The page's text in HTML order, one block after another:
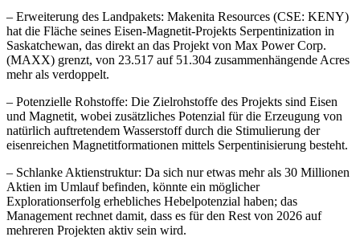
– Erweiterung des Landpakets: Makenita Resources (CSE: KENY)
hat die Fläche seines Eisen-Magnetit-Projekts Serpentinization in
Saskatchewan, das direkt an das Projekt von Max Power Corp.
(MAXX) grenzt, von 23.517 auf 51.304 zusammenhängende Acres
mehr als verdoppelt.
– Potenzielle Rohstoffe: Die Zielrohstoffe des Projekts sind Eisen
und Magnetit, wobei zusätzliches Potenzial für die Erzeugung von
natürlich auftretendem Wasserstoff durch die Stimulierung der
eisenreichen Magnetitformationen mittels Serpentinisierung besteht.
– Schlanke Aktienstruktur: Da sich nur etwas mehr als 30 Millionen
Aktien im Umlauf befinden, könnte ein möglicher
Explorationserfolg erhebliches Hebelpotenzial haben; das
Management rechnet damit, dass es für den Rest von 2026 auf
mehreren Projekten aktiv sein wird.